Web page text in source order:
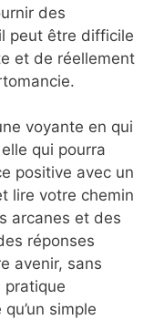
des
peut être difficile
et de réellement
voyante en qui
qui pourra
positive avec un
lire votre chemin
arcanes et des
réponses
avenir, sans
pratique
simple